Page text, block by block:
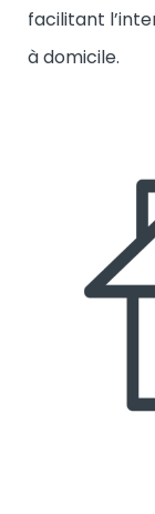
facilitant
à domicile.